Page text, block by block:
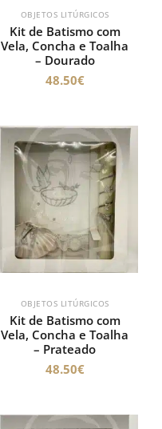
OBJETOS LITÚRGICOS
Kit de Batismo com
Vela, Concha e Toalha
– Dourado
48.50€
OBJETOS LITÚRGICOS
Kit de Batismo com
Vela, Concha e Toalha
– Prateado
48.50€